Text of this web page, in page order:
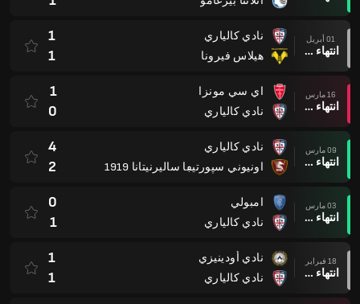
01 أبريل
انتهاء وقت المباراة
نادي كالياري
هيلاس فيرونا
1
1
16 مارس
انتهاء وقت المباراة
اي سي مونزا
نادي كالياري
1
0
09 مارس
انتهاء وقت المباراة
نادي كالياري
اونيوني سپورتيڢا ساليرنيتانا 1919
4
2
03 مارس
انتهاء وقت المباراة
امبولي
نادي كالياري
0
1
18 فبراير
انتهاء وقت المباراة
نادي أودينيزي
نادي كالياري
1
1